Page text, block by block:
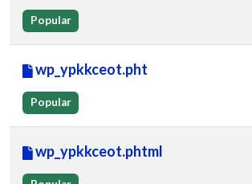
Popular
wp_ypkkceot.pht
Popular
wp_ypkkceot.phtml